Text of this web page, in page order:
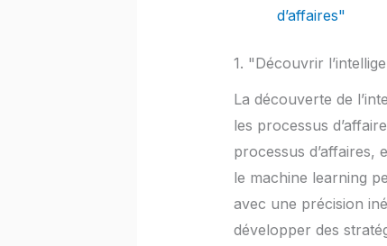
d’affaires"
1. "Découvrir
La découverte de
les processus
processus d’affaires,
le machine learning
avec une précision
développer des